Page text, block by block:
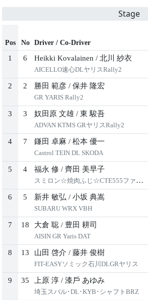
Stage
Pos No Driver / Co-Driver
1 6 Heikki Kovalainen / 北川 紗⾐
AICELLO速⼼DLヤリスRally2
2 2 勝⽥ 範彦 / 保井 隆宏
GR YARIS Rally2
3 3 奴⽥原 ⽂雄 / 東 駿吾
ADVAN KTMS GRヤリスRally2
4 7 鎌⽥ 卓⿇ / 松本 優⼀
Castrol TEIN DL SKODA
5 4 福永 修 / ⿑⽥ 美早⼦
スミロン☆焼⾁ふじ☆CTE555ファビア
6 5 新井 敏弘 / ⼩坂 典嵩
SUBARU WRX VBH
7 18 ⼤倉 聡 / 豊⽥ 耕司
AISIN GR Yaris DAT
8 13 ⼭⽥ 啓介 / 藤井 俊樹
FIT-EASYソミック⽯川DLGRヤリス
9 35 上原 淳 / 漆⼾ あゆみ
埼⽟スバル･DL･KYB･シャフトBRZ